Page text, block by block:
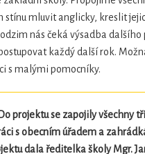
stínu mluvit anglicky, kreslit
nás čeká výsadba
každý další rok.
s malými pomocníky.
Do projektu se zapojily všechny
s obecním úřadem a
dala ředitelka školy Mgr.